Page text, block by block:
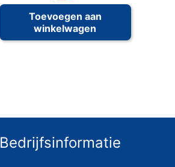
Toevoegen aan
winkelwagen
Bedrijfsinformatie